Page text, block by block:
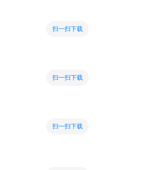
扫一扫下载
扫一扫下载
扫一扫下载